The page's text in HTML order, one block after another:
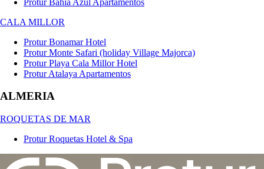
CALA MILLOR
Protur Bonamar Hotel
Protur Monte Safari (holiday Village Majorca)
Protur Playa Cala Millor Hotel
Protur Atalaya Apartamentos
ALMERIA
ROQUETAS DE MAR
Protur Roquetas Hotel & Spa